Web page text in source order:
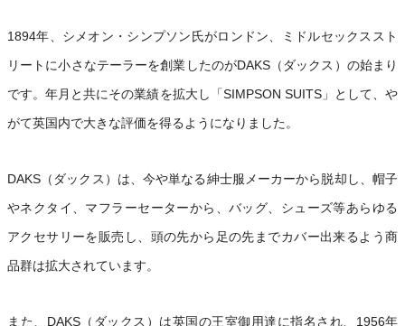
1894年、シメオン・シンプソン氏がロンドン、ミドルセックススト
リートに小さなテーラーを創業したのがDAKS（ダックス）の始まり
です。年月と共にその業績を拡大し「SIMPSON SUITS」として、や
がて英国内で大きな評価を得るようになりました。
DAKS（ダックス）は、今や単なる紳士服メーカーから脱却し、帽子
やネクタイ、マフラーセーターから、バッグ、シューズ等あらゆる
アクセサリーを販売し、頭の先から足の先までカバー出来るよう商
品群は拡大されています。
また、DAKS（ダックス）は英国の王室御用達に指名され、1956年